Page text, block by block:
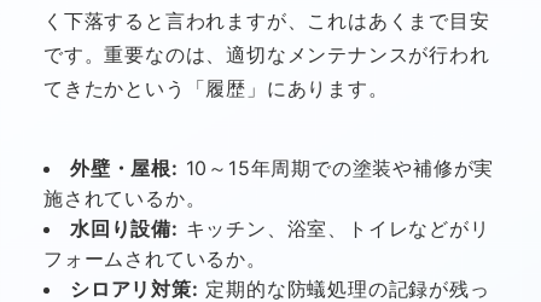
く下落すると言われますが、これはあくまで目安
です。重要なのは、適切なメンテナンスが行われ
てきたかという「履歴」にあります。
外壁・屋根: 10～15年周期での塗装や補修が実
施されているか。
水回り設備: キッチン、浴室、トイレなどがリ
フォームされているか。
シロアリ対策: 定期的な防蟻処理の記録が残っ